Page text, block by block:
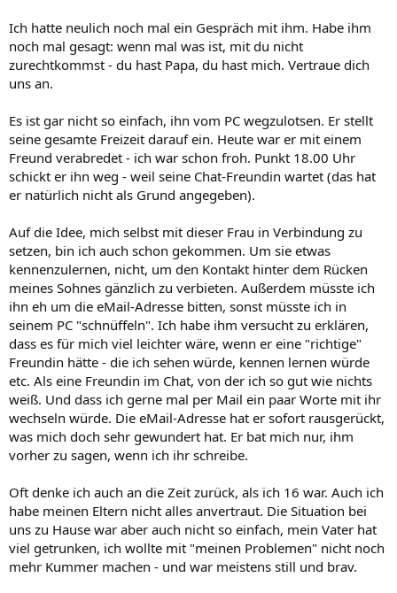
Ich hatte neulich noch mal ein Gespräch mit ihm. Habe ihm
noch mal gesagt: wenn mal was ist, mit du nicht
zurechtkommst - du hast Papa, du hast mich. Vertraue dich
uns an.
Es ist gar nicht so einfach, ihn vom PC wegzulotsen. Er stellt
seine gesamte Freizeit darauf ein. Heute war er mit einem
Freund verabredet - ich war schon froh. Punkt 18.00 Uhr
schickt er ihn weg - weil seine Chat-Freundin wartet (das hat
er natürlich nicht als Grund angegeben).
Auf die Idee, mich selbst mit dieser Frau in Verbindung zu
setzen, bin ich auch schon gekommen. Um sie etwas
kennenzulernen, nicht, um den Kontakt hinter dem Rücken
meines Sohnes gänzlich zu verbieten. Außerdem müsste ich
ihn eh um die eMail-Adresse bitten, sonst müsste ich in
seinem PC "schnüffeln". Ich habe ihm versucht zu erklären,
dass es für mich viel leichter wäre, wenn er eine "richtige"
Freundin hätte - die ich sehen würde, kennen lernen würde
etc. Als eine Freundin im Chat, von der ich so gut wie nichts
weiß. Und dass ich gerne mal per Mail ein paar Worte mit ihr
wechseln würde. Die eMail-Adresse hat er sofort rausgerückt,
was mich doch sehr gewundert hat. Er bat mich nur, ihm
vorher zu sagen, wenn ich ihr schreibe.
Oft denke ich auch an die Zeit zurück, als ich 16 war. Auch ich
habe meinen Eltern nicht alles anvertraut. Die Situation bei
uns zu Hause war aber auch nicht so einfach, mein Vater hat
viel getrunken, ich wollte mit "meinen Problemen" nicht noch
mehr Kummer machen - und war meistens still und brav.